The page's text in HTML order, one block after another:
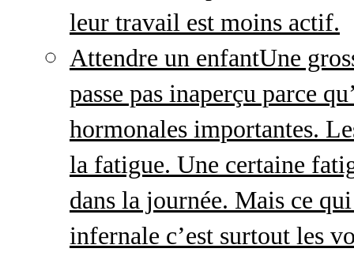
leur travail est moins actif.
Attendre un enfantUne
passe pas inaperçu parce
hormonales importantes.
la fatigue. Une certaine
dans la journée. Mais ce
infernale c’est surtout les